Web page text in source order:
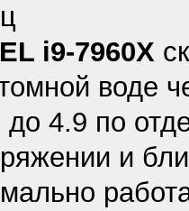
i9-7960X
воде
до 4.9 по
и